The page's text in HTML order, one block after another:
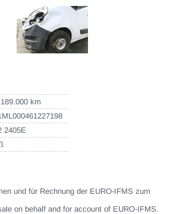
km
2405E
und für Rechnung der EURO-IFMS zum
on behalf and for account of EURO-IFMS.